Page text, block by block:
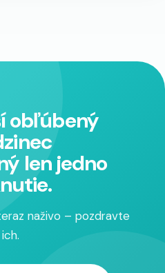
obľúbený
len jedno
naživo – pozdravte
ich.